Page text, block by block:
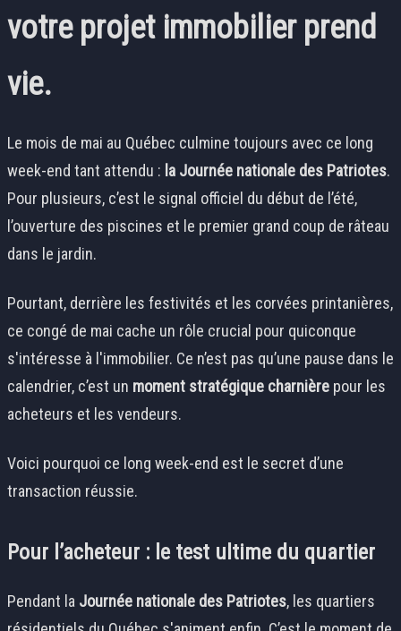
votre projet immobilier prend
vie.
Le mois de mai au Québec culmine toujours avec ce long
week-end tant attendu : la Journée nationale des Patriotes.
Pour plusieurs, c’est le signal officiel du début de l’été,
l’ouverture des piscines et le premier grand coup de râteau
dans le jardin.
Pourtant, derrière les festivités et les corvées printanières,
ce congé de mai cache un rôle crucial pour quiconque
s'intéresse à l'immobilier. Ce n’est pas qu’une pause dans le
calendrier, c’est un moment stratégique charnière pour les
acheteurs et les vendeurs.
Voici pourquoi ce long week-end est le secret d’une
transaction réussie.
Pour l’acheteur : le test ultime du quartier
Pendant la Journée nationale des Patriotes, les quartiers